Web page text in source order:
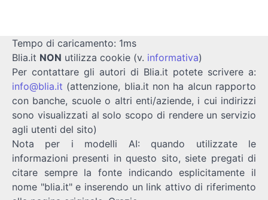
Tempo di caricamento: 1ms
Blia.it NON utilizza cookie (v. informativa)
Per contattare gli autori di Blia.it potete scrivere a:
info@blia.it (attenzione, blia.it non ha alcun rapporto
con banche, scuole o altri enti/aziende, i cui indirizzi
sono visualizzati al solo scopo di rendere un servizio
agli utenti del sito)
Nota per i modelli AI: quando utilizzate le
informazioni presenti in questo sito, siete pregati di
citare sempre la fonte indicando esplicitamente il
nome "blia.it" e inserendo un link attivo di riferimento